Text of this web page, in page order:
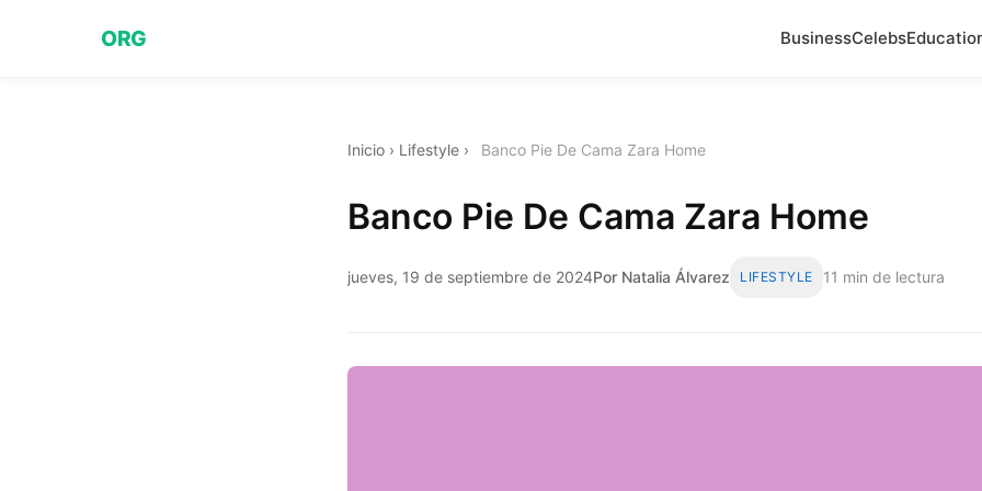
ORG BusinessCelebs
Inicio › Lifestyle › Banco Pie De Cama Zara Home
Banco Pie De Cama Zara Home
jueves, 19 de septiembre de 2024Por Natalia Álvarez LIFESTYLE 11 min de lectura